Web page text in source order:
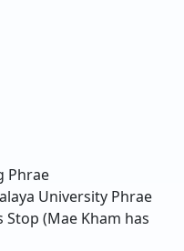
Phrae
University Phrae
(Mae Kham has